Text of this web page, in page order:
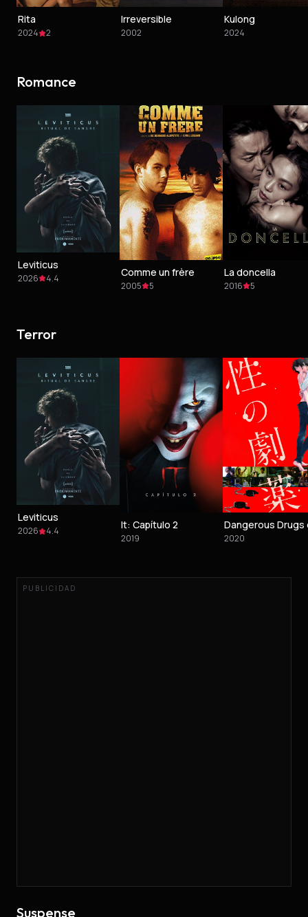
Rita
2024 2
Irreversible
2002
Kulong
2024
Romance
Leviticus
2026 4.4 Comme un frère
2005 5
La doncella
2016 5
Terror
Leviticus
2026 4.4 It: Capítulo 2
2019 2020
PUBLICIDAD
Suspense